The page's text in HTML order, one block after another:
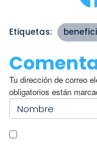
Etiquetas:
Tu dirección de correo
obligatorios están